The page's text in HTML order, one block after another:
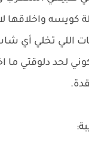
كويسه واخلاقها
اللي تخلي أي
لحد دلوقتي